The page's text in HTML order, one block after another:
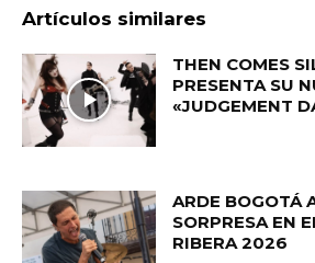
Artículos similares
THEN COMES
PRESENTA SU
«JUDGEMENT
ARDE BOGOTÁ
SORPRESA EN
RIBERA 2026